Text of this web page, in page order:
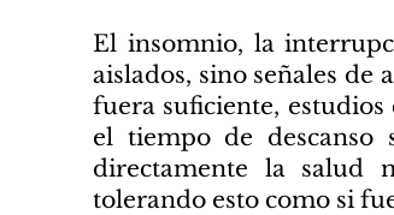
El insomnio, la
aislados, sino señales
fuera suficiente,
el tiempo de
directamente la salud
tolerando esto como si